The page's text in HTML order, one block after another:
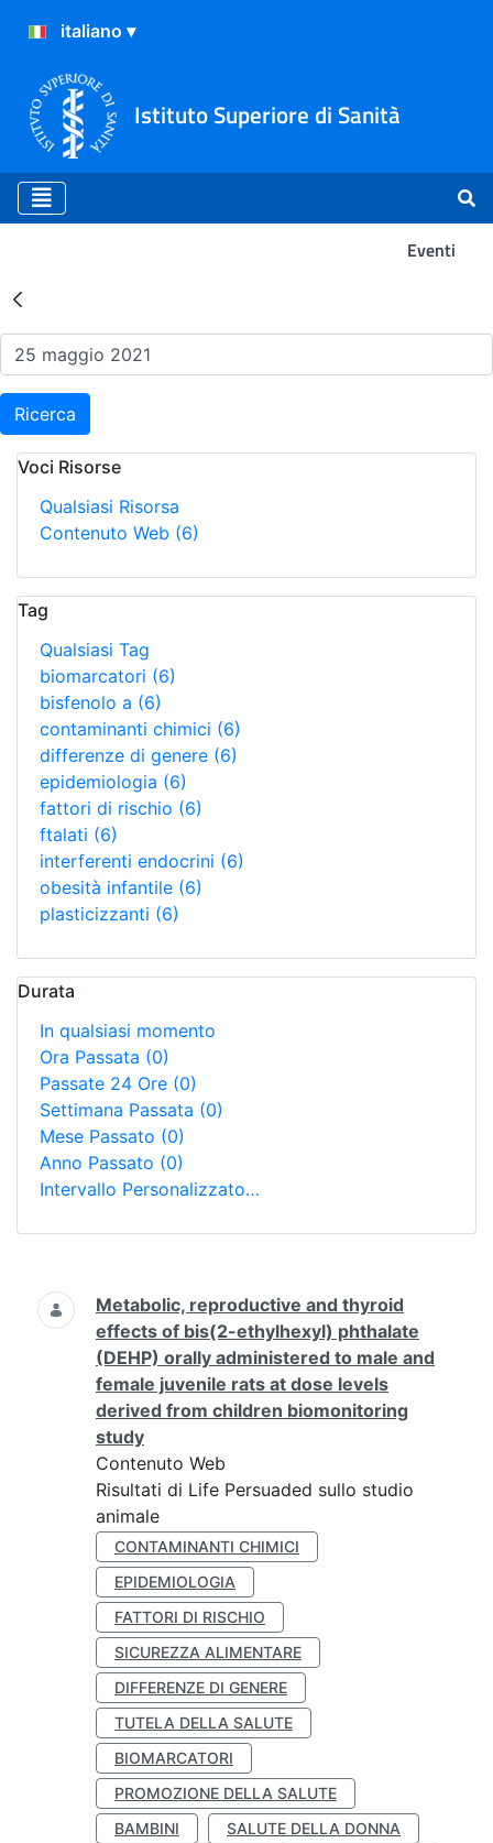
Istituto Superiore di Sanità
Eventi
Risultati della Ricerca -
Ricerca
Voci Risorse
Qualsiasi Risorsa
Contenuto Web (6)
Tag
Qualsiasi Tag
biomarcatori (6)
bisfenolo a (6)
contaminanti chimici (6)
differenze di genere (6)
epidemiologia (6)
fattori di rischio (6)
ftalati (6)
interferenti endocrini (6)
obesità infantile (6)
plasticizzanti (6)
Durata
In qualsiasi momento
Ora Passata (0)
Passate 24 Ore (0)
Settimana Passata (0)
Mese Passato (0)
Anno Passato (0)
Intervallo Personalizzato…
Ricerca
Metabolic, reproductive and thyroid
effects of bis(2-ethylhexyl) phthalate
(DEHP) orally administered to male and
female juvenile rats at dose levels
derived from children biomonitoring
study
Contenuto Web
Risultati di Life Persuaded sullo studio
animale
CONTAMINANTI CHIMICI
EPIDEMIOLOGIA
FATTORI DI RISCHIO
SICUREZZA ALIMENTARE
DIFFERENZE DI GENERE
TUTELA DELLA SALUTE
BIOMARCATORI
PROMOZIONE DELLA SALUTE
BAMBINI
SALUTE DELLA DONNA